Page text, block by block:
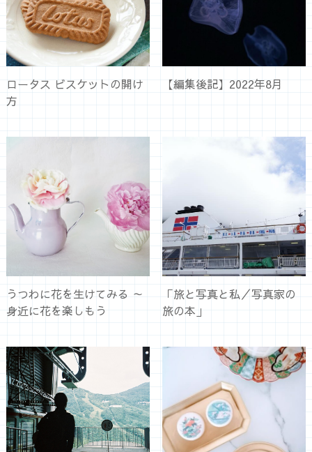
ロータス ビスケットの開け
方
【編集後記】2022年8月
うつわに花を生けてみる ～
身近に花を楽しもう
「旅と写真と私／写真家の
旅の本」